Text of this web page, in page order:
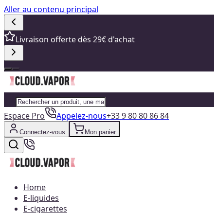
Aller au contenu principal
Livraison offerte dès 29€ d'achat
Espace Pro Appelez-nous+33 9 80 80 86 84
Connectez-vous Mon panier
Home
E-liquides
E-cigarettes